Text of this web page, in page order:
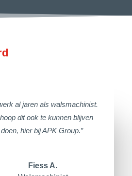
al jaren als walsmachinist.
dit ook te kunnen blijven
doen, hier bij APK Group.”
Fiess A.